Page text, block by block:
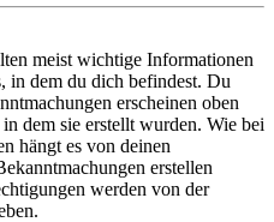
meist wichtige Informationen
in dem du dich befindest. Du
erscheinen oben
dem sie erstellt wurden. Wie bei
hängt es von deinen
erstellen
werden von der